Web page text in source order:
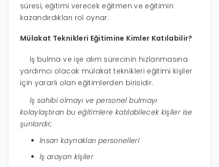
süresi, eğitimi verecek eğitmen ve eğitimin
kazandırdıkları rol oynar.
Mülakat Teknikleri Eğitimine Kimler Katılabilir?
İş bulma ve işe alım sürecinin hızlanmasına
yardımcı olacak mülakat teknikleri eğitimi kişiler
için yararlı olan eğitimlerden birisidir.
İş sahibi olmayı ve personel bulmayı
kolaylaştıran bu eğitimlere katılabilecek kişiler ise
şunlardır;
İnsan kaynakları personelleri
İş arayan kişiler